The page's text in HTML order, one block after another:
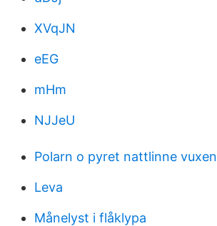
XVqJN
eEG
mHm
NJJeU
Polarn o pyret nattlinne vuxen
Leva
Månelyst i flåklypa